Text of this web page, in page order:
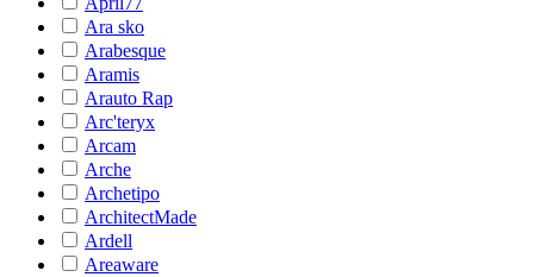
Ara sko
Arabesque
Aramis
Arauto Rap
Arc'teryx
Arcam
Arche
Archetipo
ArchitectMade
Ardell
Areaware